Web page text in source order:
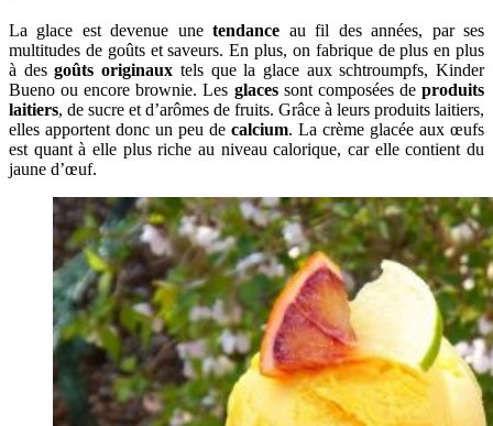
La glace est devenue unetendance au fil des années, par ses
multitudes de goûts et saveurs. En plus, on fabrique de plus en plus
à desgoûts originaux tels que la glace aux schtroumpfs, Kinder
Bueno ou encore brownie. Les glacessont composées deproduits
laitiers, de sucre et d’arômes de fruits. Grâce à leurs produits laitiers,
elles apportent donc un peu de calcium. La crème glacée aux œufs
est quant à elle plus riche au niveau calorique, car elle contient du
jaune d’œuf.